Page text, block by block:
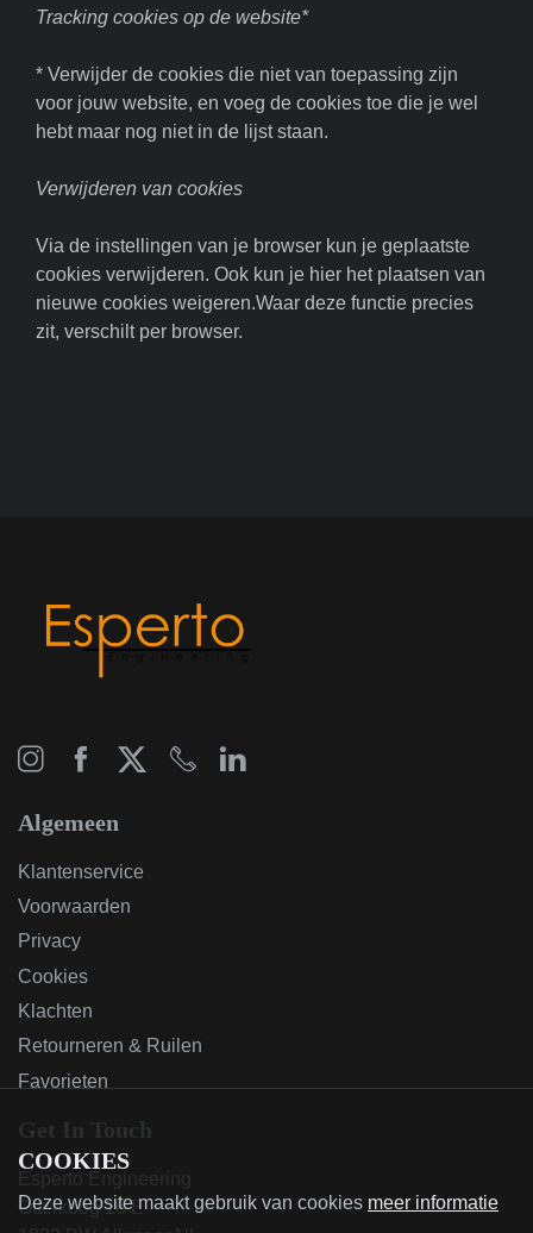
Tracking cookies op de website*
* Verwijder de cookies die niet van toepassing zijn
voor jouw website, en voeg de cookies toe die je wel
hebt maar nog niet in de lijst staan.
Verwijderen van cookies
Via de instellingen van je browser kun je geplaatste
cookies verwijderen. Ook kun je hier het plaatsen van
nieuwe cookies weigeren.Waar deze functie precies
zit, verschilt per browser.
Algemeen
Klantenservice
Voorwaarden
Privacy
Cookies
Klachten
Retourneren & Ruilen
Favorieten
Get In Touch
Esperto Engineering
Otterkoog 16 E
COOKIES
Deze website maakt gebruik van cookies meer informatie